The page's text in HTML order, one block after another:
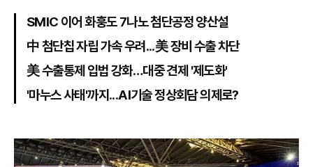
SMIC 이어 화훙도 7나노 첨단공정 양산설
中 첨단칩 자립 가속 우려...美 장비 수출 차단
美 수출통제 입법 강화…대중 견제 '제도화'
'마누스 사태'까지...AI기술 정상회담 의제로?